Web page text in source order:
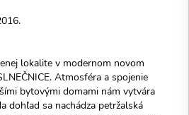
lokalite v modernom novom
Atmosféra a spojenie
bytovými domami nám vytvára
dohľad sa nachádza petržalská